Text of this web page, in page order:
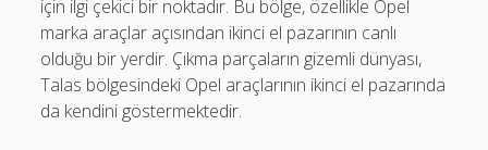
için ilgi çekici bir noktadır. Bu bölge, özellikle Opel
marka araçlar açısından ikinci el pazarının canlı
olduğu bir yerdir. Çıkma parçaların gizemli dünyası,
Talas bölgesindeki Opel araçlarının ikinci el pazarında
da kendini göstermektedir.